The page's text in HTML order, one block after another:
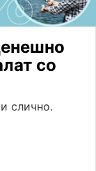
со
слично.